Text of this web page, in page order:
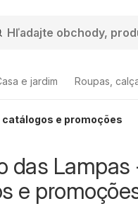
e jardim Roupas,
e promoções
das
e